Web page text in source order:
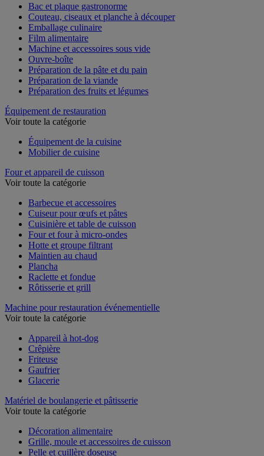
Bac et plaque gastronorme
Couteau, ciseaux et planche à découper
Emballage culinaire
Film alimentaire
Machine et accessoires sous vide
Ouvre-boîte
Préparation de la pâte et du pain
Préparation de la viande
Préparation des fruits et légumes
Équipement de restauration
Voir toute la catégorie
Équipement de la cuisine
Mobilier de cuisine
Four et appareil de cuisson
Voir toute la catégorie
Barbecue et accessoires
Cuiseur pour œufs et pâtes
Cuisinière et table de cuisson
Four et four à micro-ondes
Hotte et groupe filtrant
Maintien au chaud
Plancha
Raclette et fondue
Rôtisserie et grill
Machine pour restauration événementielle
Voir toute la catégorie
Appareil à hot-dog
Crêpière
Friteuse
Gaufrier
Glacerie
Matériel de boulangerie et pâtisserie
Voir toute la catégorie
Décoration alimentaire
Grille, moule et accessoires de cuisson
Pelle et cuillère doseuse